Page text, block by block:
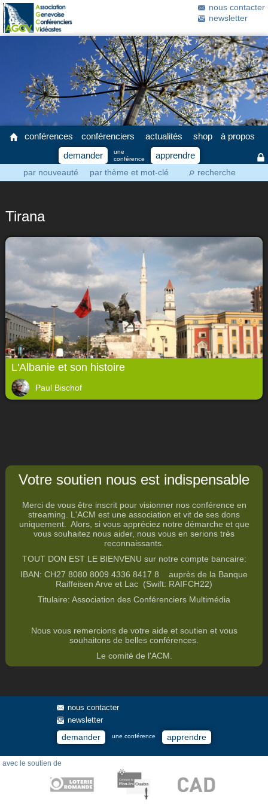
nous contacter
newsletter
conférences conférenciers
par nouveauté par thème et mot-clé ⚲ recherche
actualités shop
à propos
demander
une
conférence
apprendre
Tirana
L'Albanie et son histoire
Paul Bischof
Votre soutien nous est indispensable
Merci de vous être inscrit pour visionner nos conférence en
streaming. L'ACM est une association et vit de ses dons
uniquement. Alors, si vous appréciez notre démarche et que
vous souhaitez nous aider, nous vous en serions très
reconnaissants.
TOUT DON EST LE BIENVENU sur notre compte bancaire:
IBAN: CH27 8080 8009 4336 8417 8
auprès de la Banque
Raiffeisen Arve et Lac (Swift: RAIFCH22)
Titulaire: Association des Conférenciers Multimédia
Nous vous remercions de votre aide et soutien et vous
souhaitons de belles conférences.
Le comité de l'ACM.
nous contacter
newsletter
demander une conférence apprendre
avec le soutien de